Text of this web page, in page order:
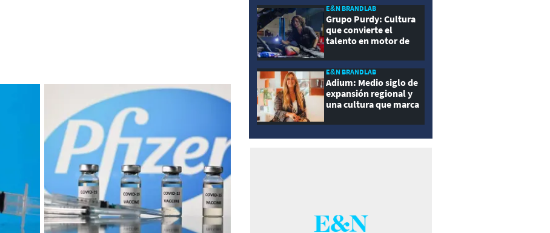
E&N BRANDLAB
Grupo Purdy: Cultura
que convierte el
talento en motor de
E&N BRANDLAB
Adium: Medio siglo de
expansión regional y
una cultura que marca